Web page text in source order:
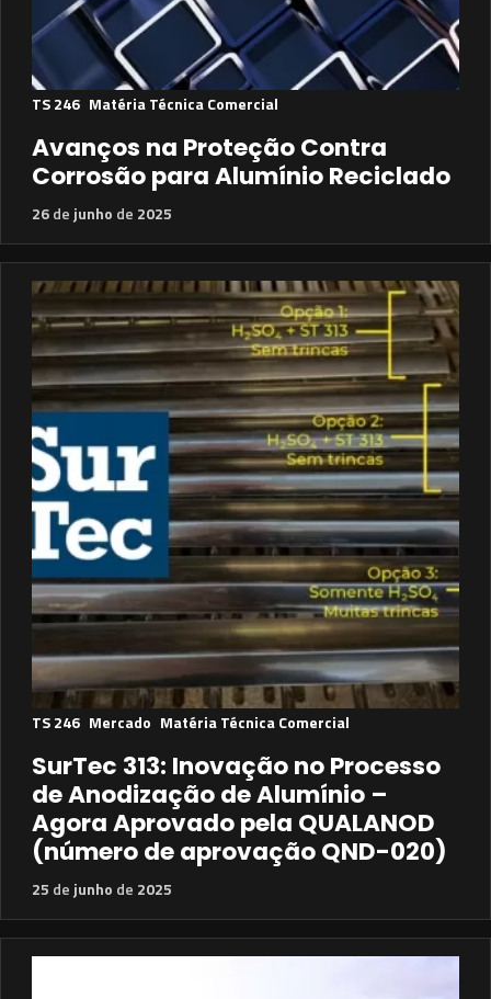
TS 246 Matéria Técnica Comercial
Avanços na Proteção Contra
Corrosão para Alumínio Reciclado
26de junho de 2025
TS 246 Mercado Matéria Técnica Comercial
SurTec 313: Inovação no Processo
de Anodização de Alumínio –
Agora Aprovado pela QUALANOD
(número de aprovação QND-020)
25 de junho de 2025